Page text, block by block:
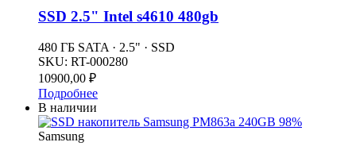
SSD 2.5" Intel s4610 480gb
480 ГБ SATA · 2.5" · SSD
SKU: RT-000280
10900,00 ₽
Подробнее
В наличии
Samsung